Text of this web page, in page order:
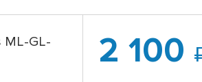
ML-GL-
2 100